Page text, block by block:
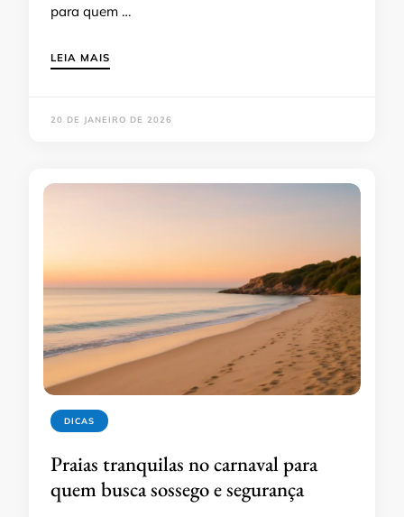
para quem …
LEIA MAIS
20 DE JANEIRO DE 2026
DICAS
Praias tranquilas no carnaval para
quem busca sossego e segurança